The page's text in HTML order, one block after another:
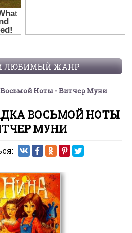
ЛЮБИМЫЙ ЖАНР
Восьмой Ноты - Витчер Муни
ВОСЬМОЙ НОТЫ
МУНИ